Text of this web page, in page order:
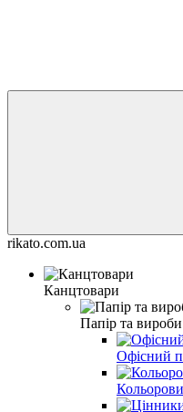
rikato.com.ua
Канцтовари
Папір та
Офісний